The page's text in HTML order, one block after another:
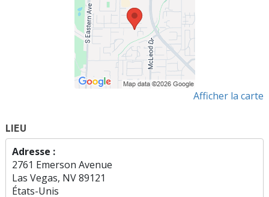
Afficher la carte
LIEU
Adresse :
2761 Emerson Avenue
Las Vegas, NV 89121
États-Unis